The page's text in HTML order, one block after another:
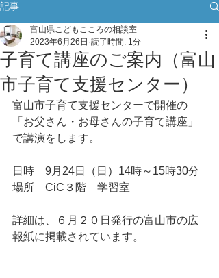
記事
子育て講座のご案内（富山
市子育て支援センター）
富山県こどもこころの相談室
2023年6月26日 読了時間: 1分
富山市子育て支援センターで開催の
「お父さん・お母さんの子育て講座」
で講演をします。
日時　9月24日（日）14時～15時30分
場所　CiC３階　学習室
詳細は、６月２０日発行の富山市の広
報紙に掲載されています。